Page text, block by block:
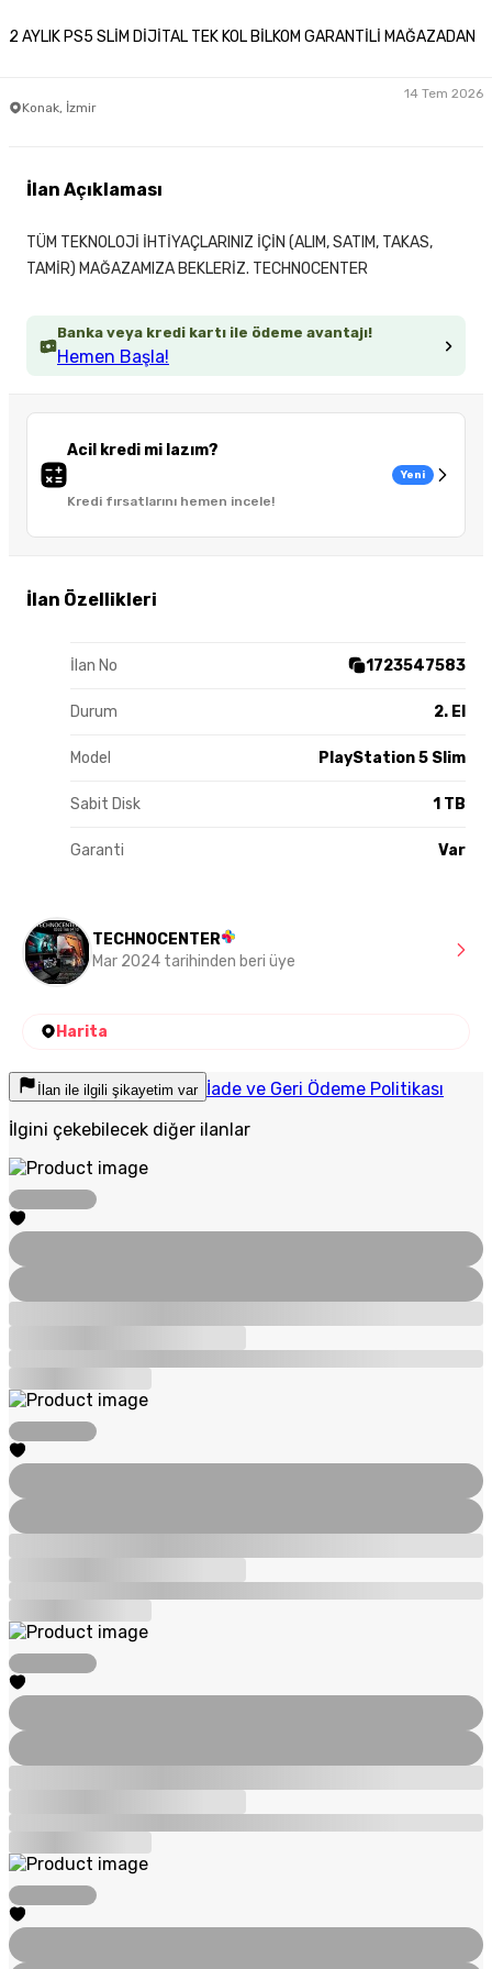
2 AYLIK PS5 SLİM DİJİTAL TEK KOL BİLKOM GARANTİLİ MAĞAZADAN
Konak, İzmir
14 Tem 2026
Banka veya kredi kartı ile ödeme avantajı!
Hemen Başla!
Acil kredi mi lazım?
Kredi fırsatlarını hemen incele!
Yeni
İlan Özellikleri
İlan No 1723547583
Durum 2. El
Model PlayStation 5 Slim
Sabit Disk 1 TB
Garanti Var
İlan Açıklaması
TÜM TEKNOLOJİ İHTİYAÇLARINIZ İÇİN (ALIM, SATIM, TAKAS,
TAMİR) MAĞAZAMIZA BEKLERİZ. TECHNOCENTER
TECHNOCENTER
Mar 2024 tarihinden beri üye
Harita
İlan ile ilgili şikayetim var İade ve Geri Ödeme Politikası
İlgini çekebilecek diğer ilanlar